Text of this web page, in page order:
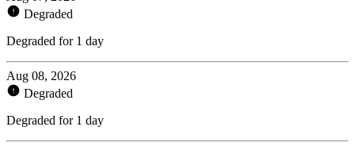
Degraded
Degraded for 1 day
Aug 08, 2026
Degraded
Degraded for 1 day